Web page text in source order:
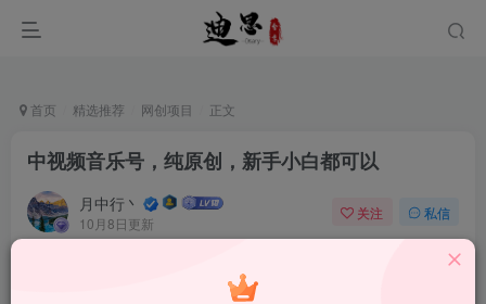
首页 精选推荐 网创项目 正文
中视频音乐号，纯原创，新手小白都可以
月中行丶
10月8日更新
关注 私信